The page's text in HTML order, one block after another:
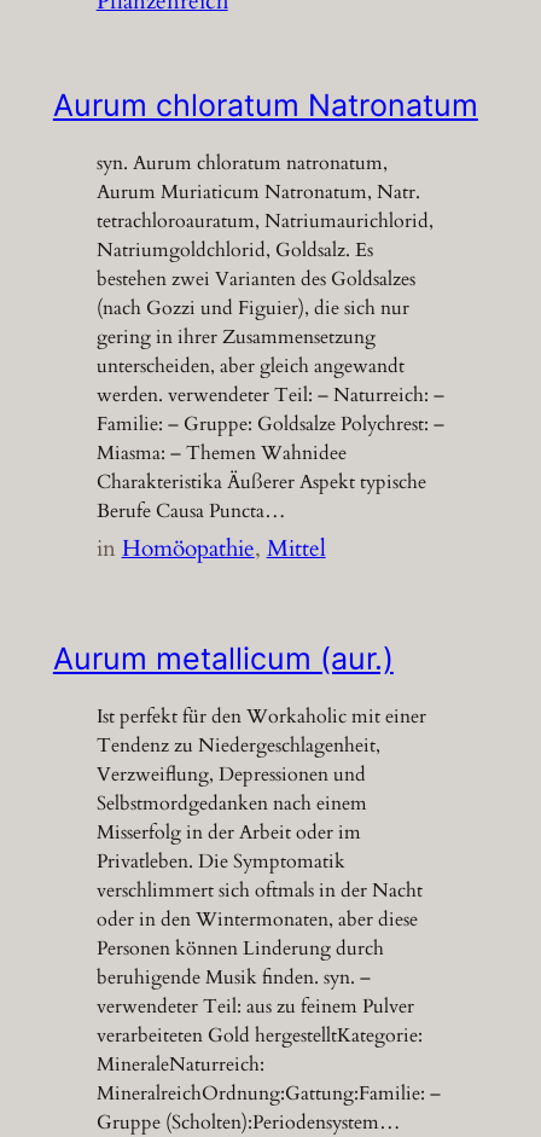
Aurum chloratum Natronatum
syn. Aurum chloratum natronatum,
Aurum Muriaticum Natronatum, Natr.
tetrachloroauratum, Natriumaurichlorid,
Natriumgoldchlorid, Goldsalz. Es
bestehen zwei Varianten des Goldsalzes
(nach Gozzi und Figuier), die sich nur
gering in ihrer Zusammensetzung
unterscheiden, aber gleich angewandt
werden. verwendeter Teil: – Naturreich: –
Familie: – Gruppe: Goldsalze Polychrest: –
Miasma: – Themen Wahnidee
Charakteristika Äußerer Aspekt typische
Berufe Causa Puncta…
inHomöopathie, Mittel
Aurum metallicum (aur.)
Ist perfekt für den Workaholic mit einer
Tendenz zu Niedergeschlagenheit,
Verzweiflung, Depressionen und
Selbstmordgedanken nach einem
Misserfolg in der Arbeit oder im
Privatleben. Die Symptomatik
verschlimmert sich oftmals in der Nacht
oder in den Wintermonaten, aber diese
Personen können Linderung durch
beruhigende Musik finden. syn. –
verwendeter Teil: aus zu feinem Pulver
verarbeiteten Gold hergestelltKategorie:
MineraleNaturreich:
MineralreichOrdnung:Gattung:Familie: –
Gruppe (Scholten):Periodensystem…